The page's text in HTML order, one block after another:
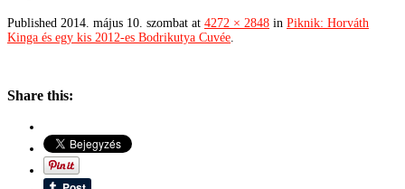
Published 2014. május 10. szombat at 4272 × 2848 in Piknik: Horváth
Kinga és egy kis 2012-es Bodrikutya Cuvée
Share this: